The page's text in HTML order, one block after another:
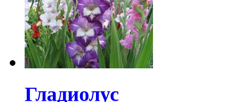
Гладиолус